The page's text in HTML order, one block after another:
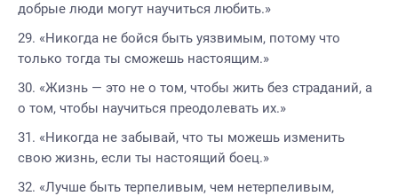
добрые люди могут научиться любить.»
«Никогда не бойся быть уязвимым, потому что
только тогда ты сможешь настоящим.»
«Жизнь — это не о том, чтобы жить без страданий, а
о том, чтобы научиться преодолевать их.»
«Никогда не забывай, что ты можешь изменить
свою жизнь, если ты настоящий боец.»
«Лучше быть терпеливым, чем нетерпеливым,